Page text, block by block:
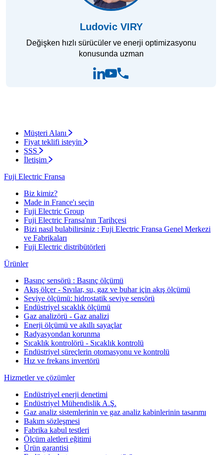
Ludovic VIRY
Değişken hızlı sürücüler ve enerji optimizasyonu
konusunda uzman
Müşteri Alanı
Fiyat teklifi isteyin
SSS
İletişim
Fuji Electric Fransa
Biz kimiz?
Made in France'ı seçin
Fuji Electric Group
Fuji Electric Fransa'nın Tarihçesi
Bizi nasıl bulabilirsiniz : Fuji Electric Fransa Genel Merkezi
ve Fabrikaları
Fuji Electric distribütörleri
Ürünler
Basınç sensörü : Basınç ölçümü
Akış ölçer - Sıvılar, su, gaz ve buhar için akış ölçümü
Seviye ölçümü: hidrostatik seviye sensörü
Endüstriyel sıcaklık ölçümü
Gaz analizörü - Gaz analizi
Enerji ölçümü ve akıllı sayaçlar
Radyasyondan korunma
Sıcaklık kontrolörü - Sıcaklık kontrolü
Endüstriyel süreçlerin otomasyonu ve kontrolü
Hız ve frekans invertörü
Hizmetler ve çözümler
Endüstriyel enerji denetimi
Endüstriyel Mühendislik A.Ş.
Gaz analiz sistemlerinin ve gaz analiz kabinlerinin tasarımı
Bakım sözleşmesi
Fabrika kabul testleri
Ölçüm aletleri eğitimi
Ürün garantisi